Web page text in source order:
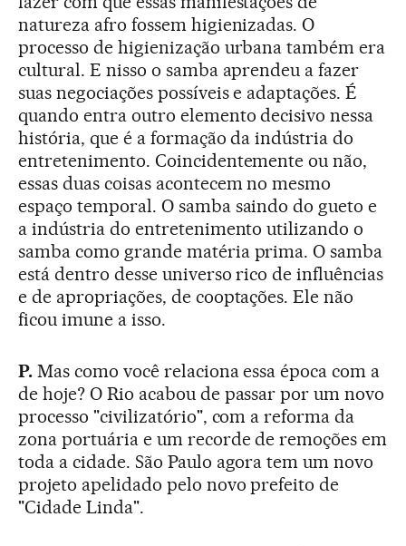
natureza afro fossem higienizadas. O
processo de higienização urbana também era
cultural. E nisso o samba aprendeu a fazer
suas negociações possíveis e adaptações. É
quando entra outro elemento decisivo nessa
história, que é a formação da indústria do
entretenimento. Coincidentemente ou não,
essas duas coisas acontecem no mesmo
espaço temporal. O samba saindo do gueto e
a indústria do entretenimento utilizando o
samba como grande matéria prima. O samba
está dentro desse universo rico de influências
e de apropriações, de cooptações. Ele não
ficou imune a isso.
P.Mas como você relaciona essa época com a
de hoje? O Rio acabou de passar por um novo
processo "civilizatório", com a reforma da
zona portuária e um recorde de remoções em
toda a cidade. São Paulo agora tem um novo
projeto apelidado pelo novo prefeito de
"Cidade Linda".